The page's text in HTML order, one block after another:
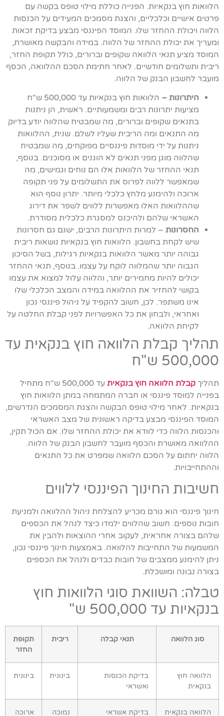
הלוואות חוץ בנקאיות. הפנייה כוללת מילוי טופס בקשה עם
פרטים אישיים וכלכליים, והצגת מסמכים המעידים על הכנסות
הלווה ויכולת ההחזר שלו. המוסד הפיננסי מבצע בדיקת זכאות
ומעריך את יכולת ההחזר של הלווה. במידה והבקשה מאושרת,
המוסד מציע תנאי הלוואה שקופים וברורים, כולל תקופת החזר,
ריבית ותשלומים חודשיים. לאחר חתימת הסכם ההלוואה, הכסף
מועבר לחשבון הבנק של הלווה.
היתרונות –
הלוואות חוץ בנקאיות עד 500,000 ש"ח
מציעות יתרונות רבים ומשמעותיים. ראשית, הן ניתנות
בתנאים שקופים וברורים, מה שמבטיח שהלווה יודע בדיוק
מה התנאים ומה הריבית שעליו לשלם. שנית, ההלוואות
ניתנות על ידי מוסדות פיננסיים מפוקחים, מה שמבטיח
שהלווה מוגן מפני תנאים לא הוגנים או מסוכנים. בנוסף,
תנאי ההחזר של הלוואות אלו הם נוחים וגמישים, מה
שמאפשר ללווה לפרוס את התשלומים על פני תקופה
ארוכה ולהימנע מלחץ כלכלי מיותר. יתרון נוסף הוא
שההלוואות האלו מאפשרות ללווים לשפר את דירוג
האשראי שלהם ולהיכנס למסגרת כלכלית מסודרת.
החסרונות – למרות היתרונות הרבים, ישנם גם חסרונות
שיש לקחת בחשבון. הלוואות חוץ בנקאיות נושאות ריבית
גבוהה יותר מאשר הלוואות בנקאיות רגילות, בשל הסיכון
הגבוה יותר שהמלווה לוקח על עצמו. בנוסף, תנאי ההחזר
יכולים להיות מחמירים יותר, והלווה עלול למצוא את עצמו
בקושי להחזיר את ההלוואה במידה והמצב הכלכלי שלו
אינו משתפר. לכן, חשוב להקפיד על ניהול פיננסי נכון
ואחראי, ולבחון את כל האפשרויות לפני קבלת החלטה על
לקיחת הלוואה.
תהליך קבלת הלוואה חוץ בנקאית עד
500,000 ש"ח
תהליך קבלת הלוואה חוץ בנקאית
עד 500,000 ש"ח מתחיל
בפנייה למוסד פיננסי או חברה המתמחה במתן הלוואות חוץ
בנקאיות. לאחר מילוי טופס הבקשה והצגת המסמכים הנדרשים,
המוסד הפיננסי מבצע בדיקה ראשונית של מצב האשראי
והכנסות הלווה כדי לוודא את יכולת ההחזר שלו. אם הכול תקין,
ההלוואה מאושרת והכסף מועבר לחשבון הבנק של הלווה.
הלווה יחתום על הסכם הלוואה שמפרט את כל התנאים
וההתחייבויות.
חשיבות החינוך הפיננסי ללווים
חינוך פיננסי הוא גורם מכריע להצלחת ניהול ההלוואה ולמניעת
חובות נוספים. חשוב שהלווים ילמדו כיצד לנהל את הכספים
שלהם בצורה אחראית, לעקוב אחרי ההוצאות ולהבין את
המשמעות של התחייבות להלוואה. באמצעות חינוך פיננסי נכון,
ניתן להימנע ממצבים של חובות כבדים ולנהל את הכספים
בצורה נבונה ומושכלת.
טבלה: השוואת סוגי הלוואות חוץ
בנקאיות עד 500,000 ש"
סוג הלוואה תנאי קבלה ריבית
תקופת
החזר
הלוואה חוץ
בנקאית
בדיקת הכנסות
ואשראי
בינונית בינונית
הלוואה בנקאית בדיקת אשראי נמוכה ארוכה